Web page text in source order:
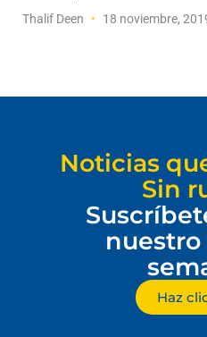
Thalif Deen 18 noviembre,
Noticias
Sin
Haz